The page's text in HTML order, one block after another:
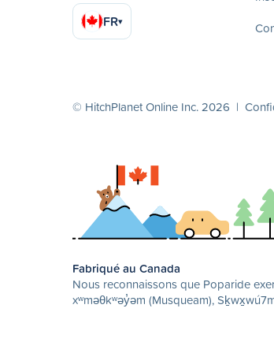
FR▾
© HitchPlanet Online Inc. 2026 |
Fabriqué au Canada
Nous reconnaissons que Poparide
xʷməθkʷəy̓əm (Musqueam),